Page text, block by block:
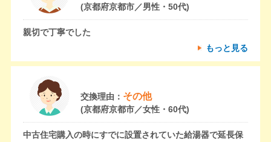
(京都府京都市／男性・50代)
親切で丁寧でした
もっと見る
交換理由： その他
(京都府京都市／女性・60代)
中古住宅購入の時にすでに設置されていた給湯器で延長保